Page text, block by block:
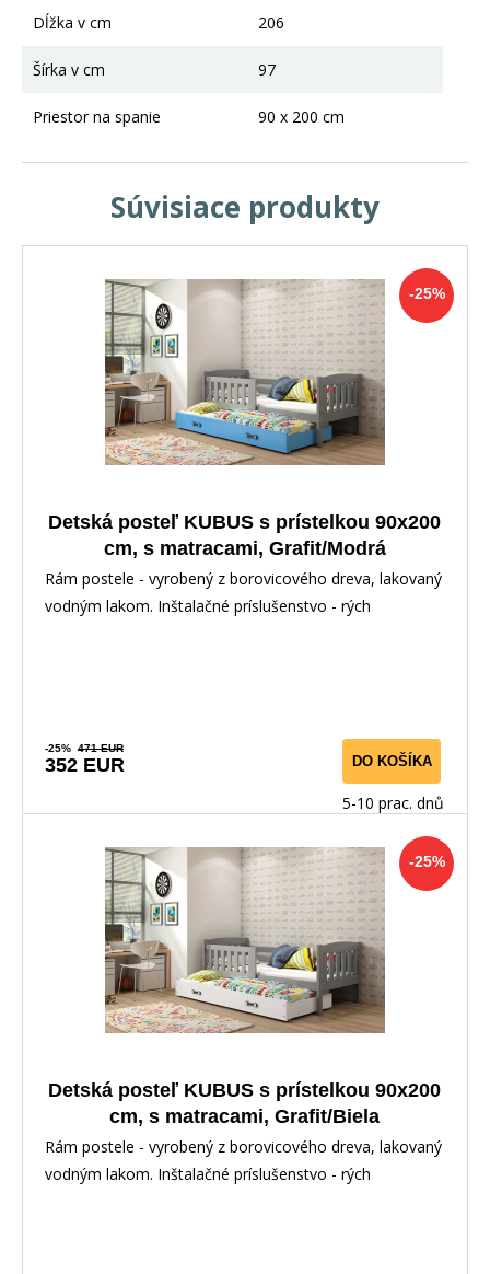
Dĺžka v cm 206
Šírka v cm 97
Priestor na spanie 90 x 200 cm
Súvisiace produkty
-25%
Detská posteľ KUBUS s prístelkou 90x200
cm, s matracami, Grafit/Modrá
Rám postele - vyrobený z borovicového dreva, lakovaný
vodným lakom. Inštalačné príslušenstvo - rých
-25% 471 EUR
352 EUR DO KOŠÍKA
5-10 prac. dnů
-25%
Detská posteľ KUBUS s prístelkou 90x200
cm, s matracami, Grafit/Biela
Rám postele - vyrobený z borovicového dreva, lakovaný
vodným lakom. Inštalačné príslušenstvo - rých